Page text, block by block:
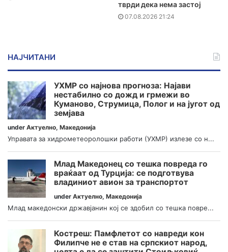
тврди дека нема застој
07.08.2026 21:24
НАЈЧИТАНИ
УХМР со најнова прогноза: Најави
нестабилно со дожд и грмежи во
Куманово, Струмица, Полог и на југот од
земјава
under Актуелно, Македонија
Управата за хидрометеоролошки работи (УХМР) излезе со н...
Млад Македонец со тешка повреда го
враќаат од Турција: се подготвува
владиниот авион за транспортот
under Актуелно, Македонија
Млад македонски државјанин кој се здобил со тешка повре...
Костреш: Памфлетот со навреди кон
Филипче не е став на српскиот народ,